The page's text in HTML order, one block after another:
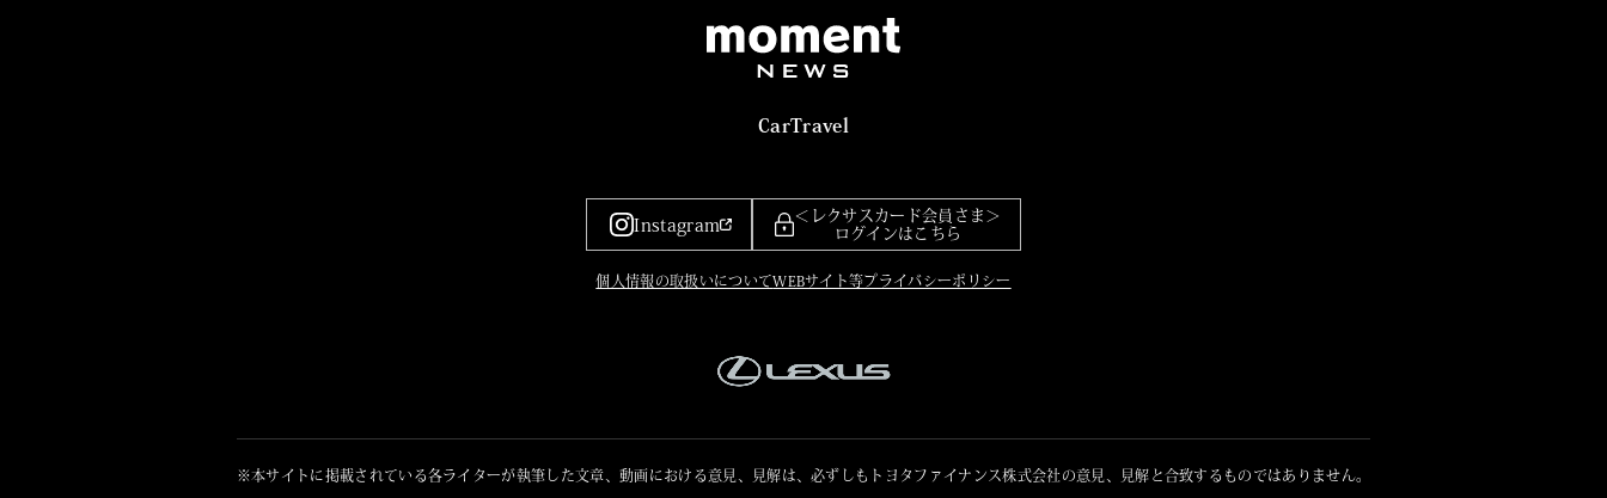
CarTravel
Instagram
＜レクサスカード会員さま＞
ログインはこちら
個人情報の取扱いについてWEBサイト等プライバシーポリシー
※本サイトに掲載されている各ライターが執筆した文章、動画における意見、見解は、必ずしもトヨタファイナンス株式会社の意見、見解と合致するものではありません。